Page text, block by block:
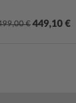
€ 449,10 €